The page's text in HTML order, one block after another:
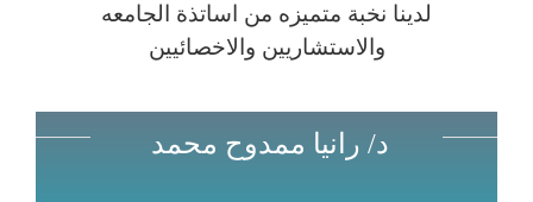
لدينا نخبة متميزه من اساتذة الجامعه
والاستشاريين والاخصائيين
د/ رانيا ممدوح محمد